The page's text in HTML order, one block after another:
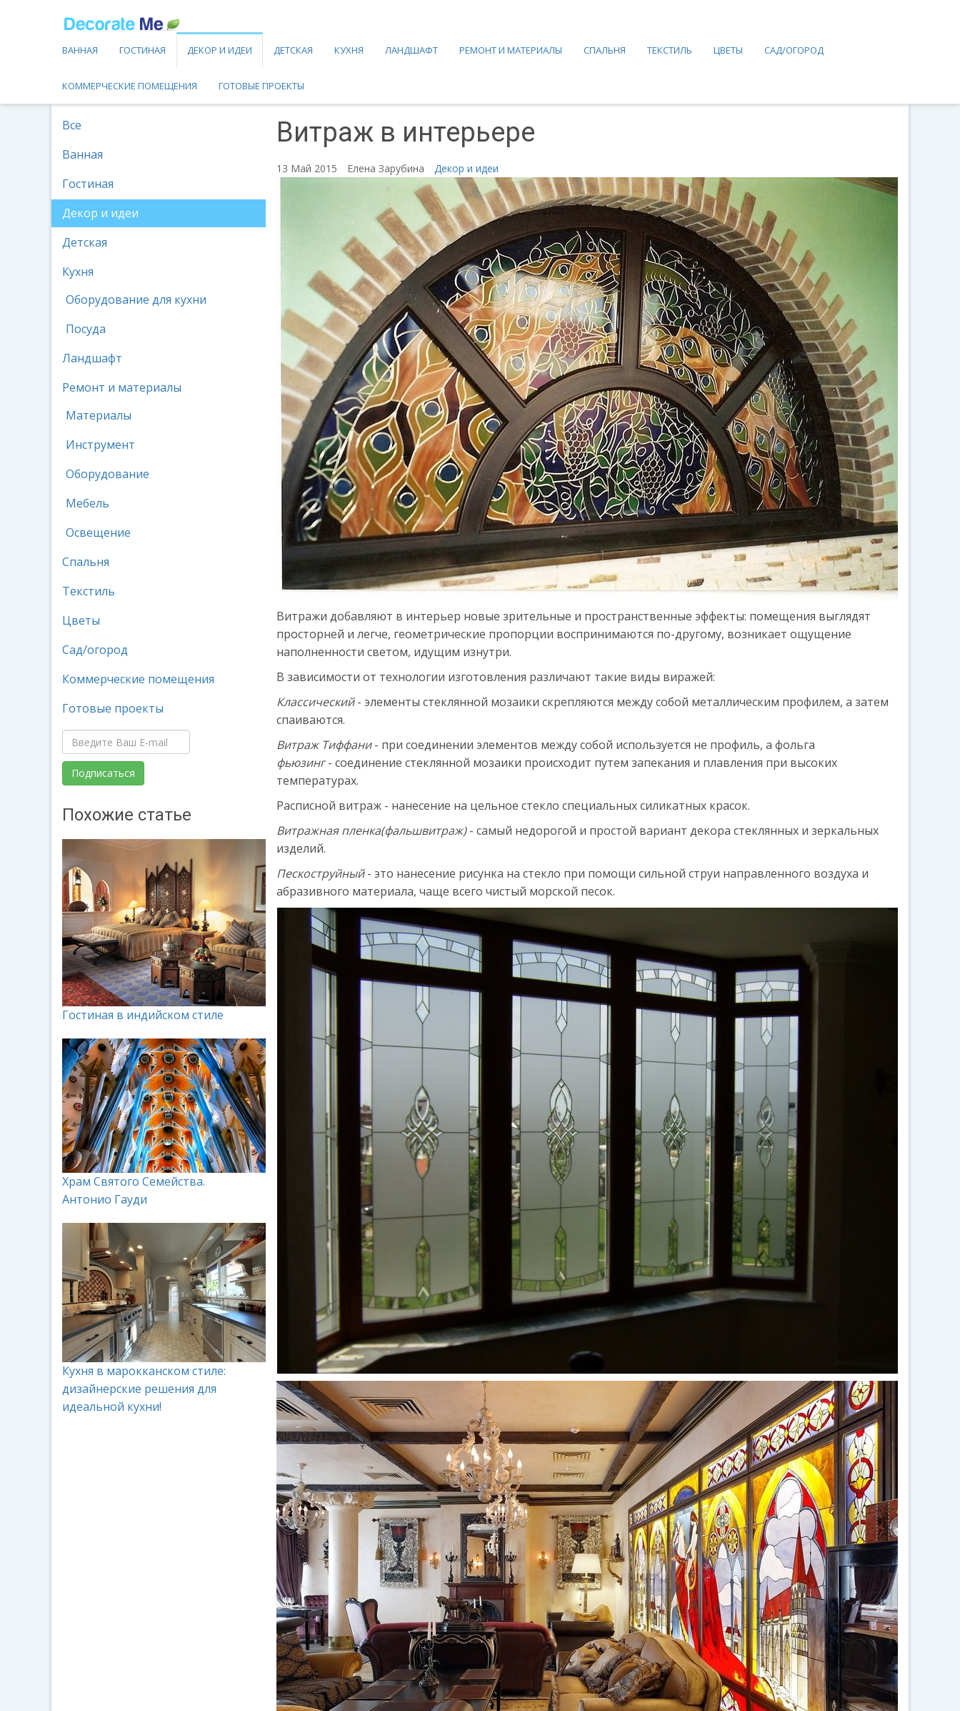
ВАННАЯ ГОСТИНАЯ ДЕКОР И ИДЕИ ДЕТСКАЯ КУХНЯ ЛАНДШАФТ РЕМОНТ И МАТЕРИАЛЫ СПАЛЬНЯ ТЕКСТИЛЬ ЦВЕТЫ САД/ОГОРОД
КОММЕРЧЕСКИЕ ПОМЕЩЕНИЯ ГОТОВЫЕ ПРОЕКТЫ
Все
Ванная
Гостиная
Декор и идеи
Детская
Кухня
Оборудование для кухни
Посуда
Ландшафт
Ремонт и материалы
Материалы
Инструмент
Оборудование
Мебель
Освещение
Спальня
Текстиль
Цветы
Сад/огород
Коммерческие помещения
Готовые проекты
Похожие статье
Гостиная в индийском стиле
Храм Святого Семейства.
Антонио Гауди
Кухня в марокканском стиле:
дизайнерские решения для
идеальной кухни!
Витраж в интерьере
13 Май 2015 Елена Зарубина Декор и идеи
Витражи добавляют в интерьер новые зрительные и пространственные эффекты: помещения выглядят
просторней и легче, геометрические пропорции воспринимаются по-другому, возникает ощущение
наполненности светом, идущим изнутри.
В зависимости от технологии изготовления различают такие виды виражей:
Классический- элементы стеклянной мозаики скрепляются между собой металлическим профилем, а затем
спаиваются.
Витраж Тиффани- при соединении элементов между собой используется не профиль, а фольга
фьюзинг- соединение стеклянной мозаики происходит путем запекания и плавления при высоких
температурах.
Расписной витраж - нанесение на цельное стекло специальных силикатных красок.
Витражная пленка(фальшвитраж)- самый недорогой и простой вариант декора стеклянных и зеркальных
изделий.
Пескоструйный- это нанесение рисунка на стекло при помощи сильной струи направленного воздуха и
абразивного материала, чаще всего чистый морской песок.